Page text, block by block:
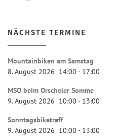
NÄCHSTE TERMINE
Mountainbiken am Samstag
8. August 2026 14:00 - 17:00
MSO beim Orscheler Somme
9. August 2026 10:00 - 13:00
Sonntagsbiketreff
9. August 2026 10:00 - 13:00